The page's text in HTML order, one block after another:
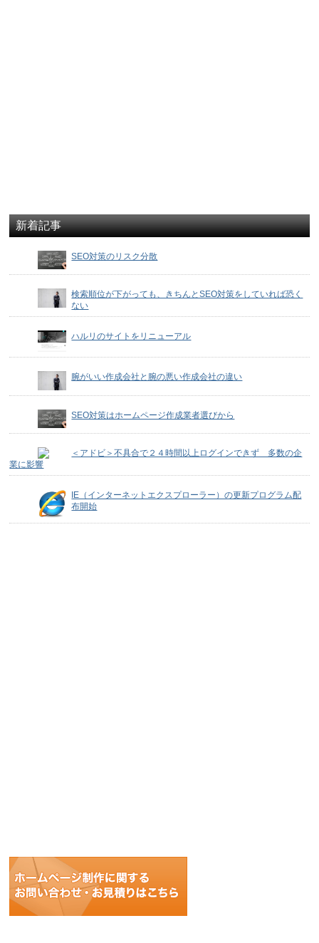
新着記事
SEO対策のリスク分散
検索順位が下がっても、きちんとSEO対策をしていれば恐く
ない
ハルリのサイトをリニューアル
腕がいい作成会社と腕の悪い作成会社の違い
SEO対策はホームページ作成業者選びから
＜アドビ＞不具合で２４時間以上ログインできず 多数の企
業に影響
IE（インターネットエクスプローラー）の更新プログラム配
布開始